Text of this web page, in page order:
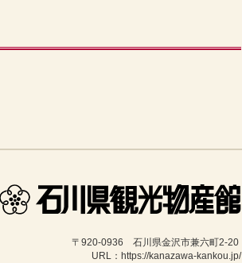
〒920-0936　石川県金沢市兼六町2-20
URL：https://kanazawa-kankou.jp/